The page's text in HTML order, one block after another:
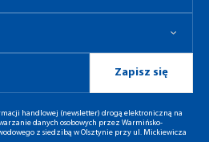
Zapisz się
handlowej (newsletter) drogą elektroniczną na
danych osobowych przez Warmińsko-
z siedzibą w Olsztynie przy ul. Mickiewicza